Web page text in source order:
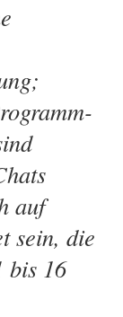
auf
sein, die
bis 16